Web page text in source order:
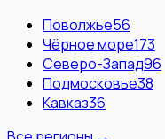
Поволжье56
Чёрное море173
Северо-Запад96
Подмосковье38
Кавказ36